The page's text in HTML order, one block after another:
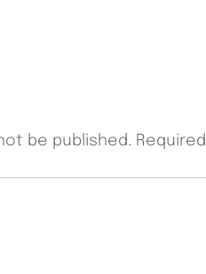
be published.